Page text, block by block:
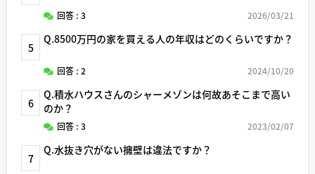
回答 : 3 2026/03/21
5
Q.8500万円の家を買える人の年収はどのくらいですか？
回答 : 2 2024/10/20
6
Q.積水ハウスさんのシャーメゾンは何故あそこまで高い
のか？
回答 : 3 2023/02/07
7
Q.水抜き穴がない擁壁は違法ですか？